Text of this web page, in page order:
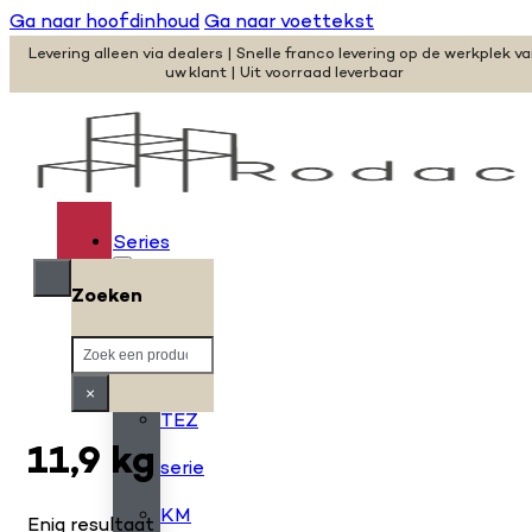
Ga naar hoofdinhoudGa naar voettekst
Levering alleen via dealers | Snelle franco levering op de werkplek
uw klant | Uit voorraad leverbaar
Series
serie
TEZ
serie
KM
Zoeken
Zoeken
×
11,9 kg
Enig resultaat